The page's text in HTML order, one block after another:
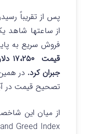
از ساعتها شاهد
فروش سریع به
جبران کرد. در
تصحیح قیمت در